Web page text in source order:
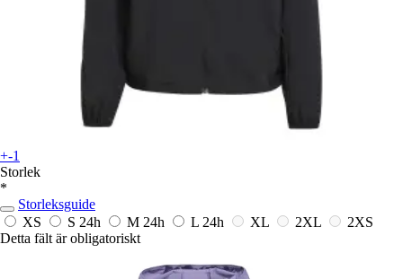
+-1
Storlek
*
Storleksguide
XS
S 24h M 24h L 24h XL 2XL
2XS
Detta fält är obligatoriskt